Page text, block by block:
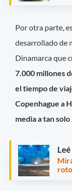
Por otra parte,
desarrollado de
Dinamarca que
7.000 millones
el tiempo de
Copenhague a
media a tan